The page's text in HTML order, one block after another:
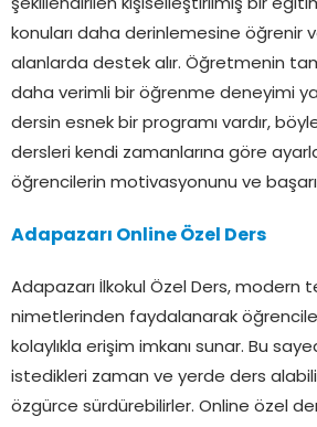
şekillendirilen kişiselleştirilmiş bir
konuları daha derinlemesine öğrenir
alanlarda destek alır. Öğretmenin
daha verimli bir öğrenme deneyimi
dersin esnek bir programı vardır,
dersleri kendi zamanlarına göre
öğrencilerin motivasyonunu ve
Adapazarı Online Özel Ders
Adapazarı İlkokul Özel Ders, modern
nimetlerinden faydalanarak
kolaylıkla erişim imkanı sunar. Bu
istedikleri zaman ve yerde ders
özgürce sürdürebilirler. Online özel